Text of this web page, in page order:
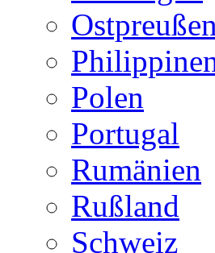
Ostpreußen
Polen
Portugal
Rumänien
Rußland
Schweiz